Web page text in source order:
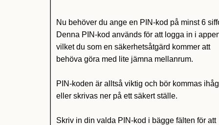
Nu behöver du ange en PIN-kod på minst 6
Denna PIN-kod används för att logga in i
vilket du som en säkerhetsåtgärd kommer att
behöva göra med lite jämna mellanrum.
PIN-koden är alltså viktig och bör kommas ihåg
eller skrivas ner på ett säkert ställe.
Skriv in din valda PIN-kod i bägge fälten för att